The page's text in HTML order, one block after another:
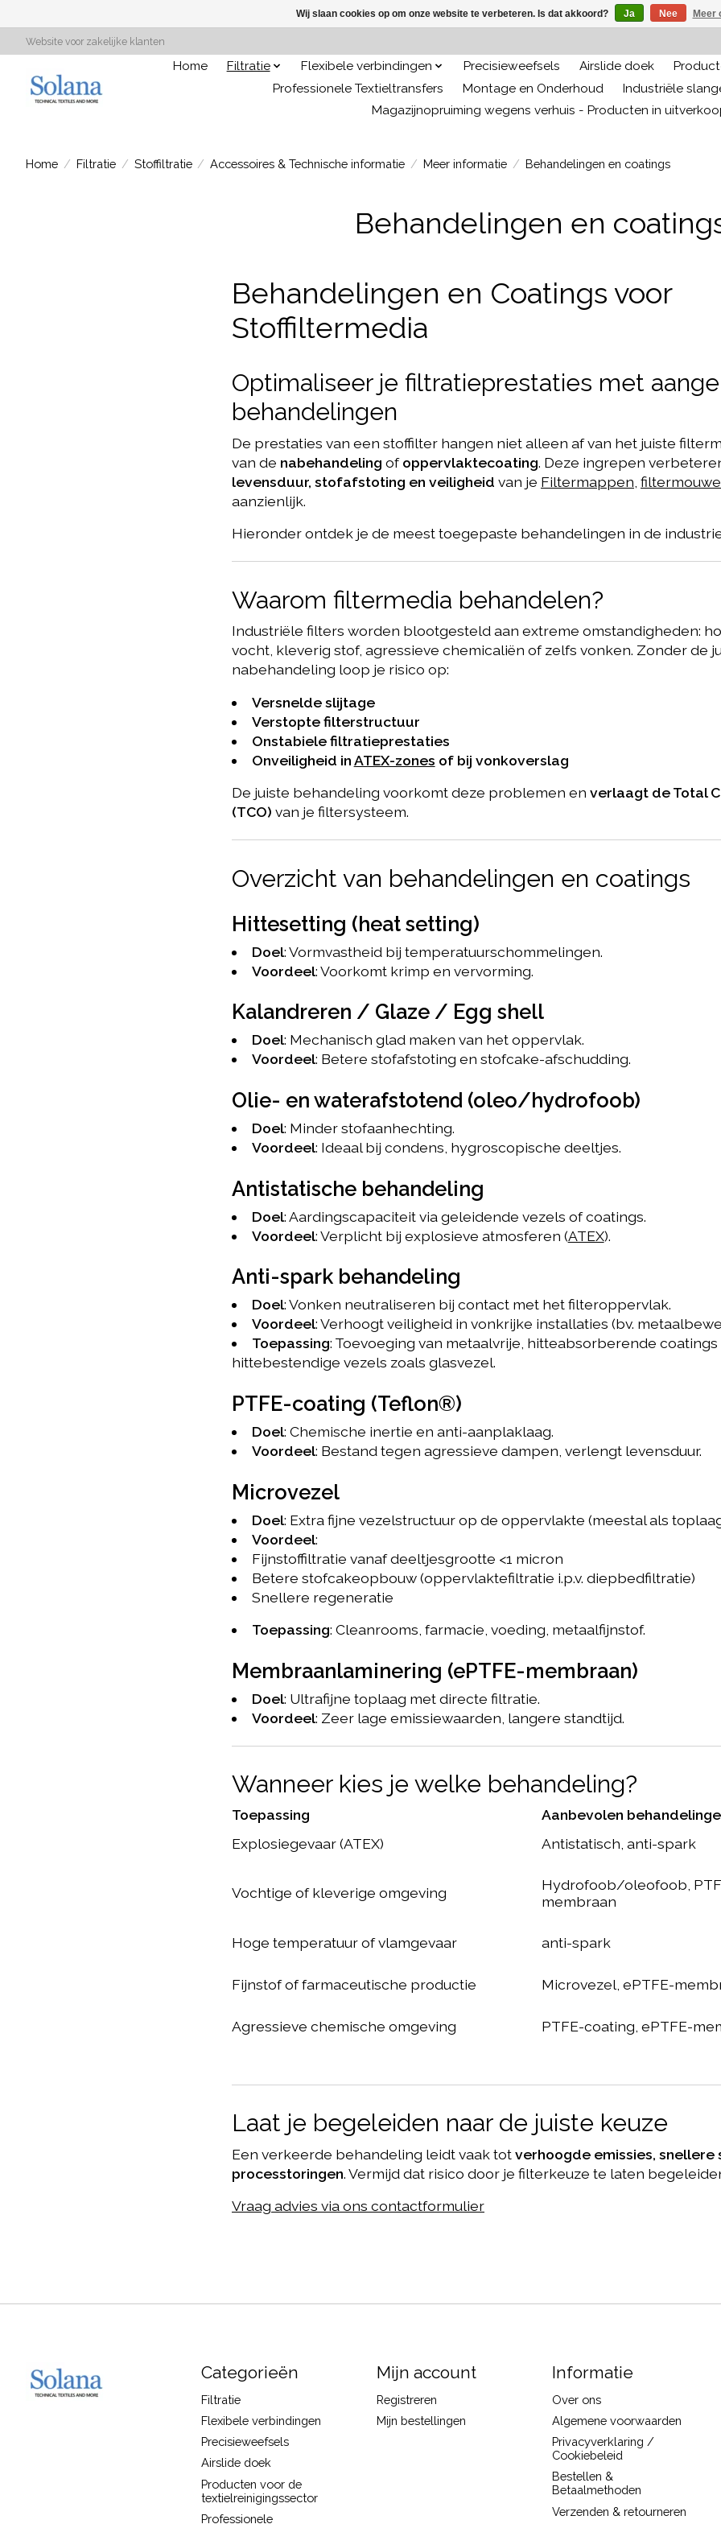
Website voor zakelijke klanten
Home Filtratie Flexibele verbindingen Precisieweefsels Airslide doek
Professionele Textieltransfers
Montage en Onderhoud
Industriële
Magazijnopruiming wegens verhuis - Producten in
Home / Filtratie / Stoffiltratie / Accessoires & Technische informatie / Meer informatie / Behandelingen en coatings
Behandelingen en
Behandelingen en Coatings voor
Stoffiltermedia
Optimaliseer je filtratieprestaties met
behandelingen
De prestaties van een stoffilter hangen niet alleen af van het juiste
van de nabehandeling ofoppervlaktecoating. Deze ingrepen
levensduur, stofafstoting en veiligheid van je Filtermappen
aanzienlijk.
Hieronder ontdek je de meest toegepaste behandelingen in de
Waarom filtermedia behandelen?
Industriële filters worden blootgesteld aan extreme omstandigheden:
vocht, kleverig stof, agressieve chemicaliën of zelfs vonken. Zonder de
nabehandeling loop je risico op:
Versnelde slijtage
Verstopte filterstructuur
Onstabiele filtratieprestaties
Onveiligheid inATEX-zones of bij vonkoverslag
De juiste behandeling voorkomt deze problemen en verlaagt de Total
(TCO) van je filtersysteem.
Overzicht van behandelingen en coatings
Hittesetting (heat setting)
Doel: Vormvastheid bij temperatuurschommelingen.
Voordeel: Voorkomt krimp en vervorming.
Kalandreren / Glaze / Egg shell
Doel: Mechanisch glad maken van het oppervlak.
Voordeel: Betere stofafstoting en stofcake-afschudding.
Olie- en waterafstotend (oleo/hydrofoob)
Doel: Minder stofaanhechting.
Voordeel: Ideaal bij condens, hygroscopische deeltjes.
Antistatische behandeling
Doel: Aardingscapaciteit via geleidende vezels of coatings.
Voordeel: Verplicht bij explosieve atmosferen (ATEX).
Anti-spark behandeling
Doel: Vonken neutraliseren bij contact met het filteroppervlak.
Voordeel: Verhoogt veiligheid in vonkrijke installaties (bv.
Toepassing: Toevoeging van metaalvrije, hitteabsorberende coatings
hittebestendige vezels zoals glasvezel.
PTFE-coating (Teflon®)
Doel: Chemische inertie en anti-aanplaklaag.
Voordeel: Bestand tegen agressieve dampen, verlengt levensduur.
Microvezel
Doel: Extra fijne vezelstructuur op de oppervlakte (meestal als
Voordeel:
Fijnstoffiltratie vanaf deeltjesgrootte <1 micron
Betere stofcakeopbouw (oppervlaktefiltratie i.p.v. diepbedfiltratie)
Snellere regeneratie
Toepassing: Cleanrooms, farmacie, voeding, metaalfijnstof.
Membraanlaminering (ePTFE-membraan)
Doel: Ultrafijne toplaag met directe filtratie.
Voordeel: Zeer lage emissiewaarden, langere standtijd.
Wanneer kies je welke behandeling?
Toepassing
Aanbevolen
Explosiegevaar (ATEX)
Antistatisch, anti-spark
Vochtige of kleverige omgeving
Hydrofoob/oleofoob,
membraan
Hoge temperatuur of vlamgevaar anti-spark
Fijnstof of farmaceutische productie Microvezel, ePTFE-
Agressieve chemische omgeving PTFE-coating, ePTFE-
Laat je begeleiden naar de juiste keuze
Een verkeerde behandeling leidt vaak totverhoogde emissies, snellere
processtoringen. Vermijd dat risico door je filterkeuze te laten
Vraag advies via ons contactformulier
Categorieën
Filtratie
Flexibele verbindingen
Precisieweefsels
Airslide doek
Producten voor de
textielreinigingssector
Professionele
Mijn account
Registreren
Mijn bestellingen
Informatie
Over ons
Algemene voorwaarden
Privacyverklaring /
Cookiebeleid
Bestellen &
Betaalmethoden
Verzenden & retourneren
Wij slaan cookies op om onze website te verbeteren. Is dat akkoord? Ja Nee Meer